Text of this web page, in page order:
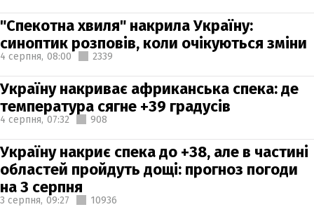
"Спекотна хвиля" накрила Україну:
синоптик розповів, коли очікуються зміни
4 серпня, 08:00 2339
Україну накриває африканська спека: де
температура сягне +39 градусів
4 серпня, 07:32 908
Україну накриє спека до +38, але в частині
областей пройдуть дощі: прогноз погоди
на 3 серпня
3 серпня, 09:27 10936